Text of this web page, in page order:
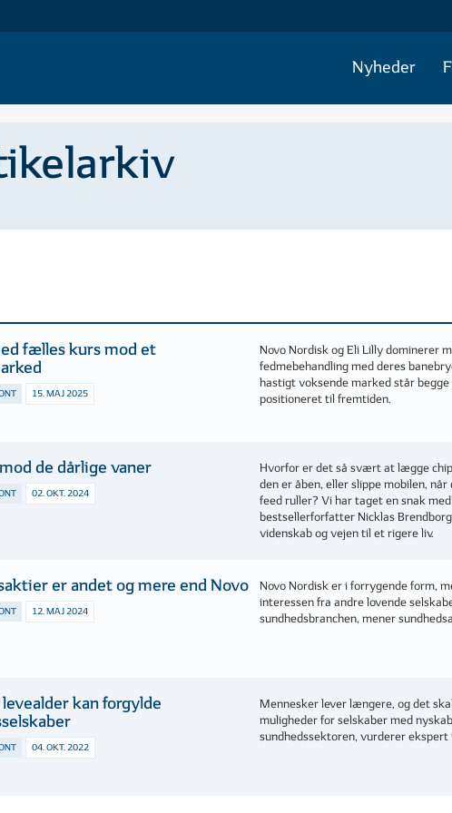
Nyheder
fælles kurs mod et
15. MAJ 2025
Novo Nordisk og Eli Lilly dominerer
fedmebehandling med deres
hastigt voksende marked står
positioneret til fremtiden.
de dårlige vaner
02. OKT. 2024
Hvorfor er det så svært at lægge
den er åben, eller slippe mobilen,
feed ruller? Vi har taget en snak
bestsellerforfatter Nicklas
videnskab og vejen til et rigere liv.
er andet og mere end Novo
12. MAJ 2024
Novo Nordisk er i forrygende form,
interessen fra andre lovende
sundhedsbranchen, mener
kan forgylde
04. OKT. 2022
Mennesker lever længere, og det
muligheder for selskaber med
sundhedssektoren, vurderer ekspert